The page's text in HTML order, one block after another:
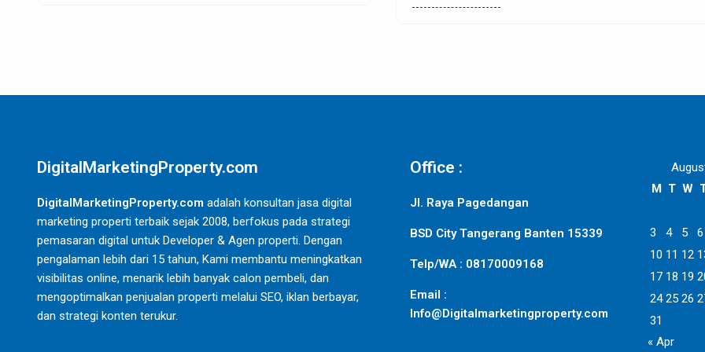
DigitalMarketingProperty.com
DigitalMarketingProperty.com adalah konsultan jasa digital
marketing properti terbaik sejak 2008, berfokus pada strategi
pemasaran digital untuk Developer & Agen properti. Dengan
pengalaman lebih dari 15 tahun, Kami membantu meningkatkan
visibilitas online, menarik lebih banyak calon pembeli, dan
mengoptimalkan penjualan properti melalui SEO, iklan berbayar,
dan strategi konten terukur.
Office :
Jl. Raya Pagedangan
BSD City Tangerang Banten 15339
Telp/WA : 08170009168
Email :
Info@Digitalmarketingproperty.com
M T W
3 4 5
6
10 11 12
17 18 19
24 25 26
31
« Apr